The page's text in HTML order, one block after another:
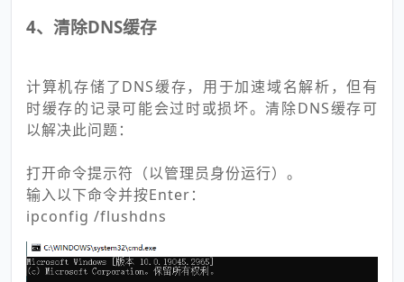
4、清除DNS缓存
计算机存储了DNS缓存，用于加速域名解析，但有
时缓存的记录可能会过时或损坏。清除DNS缓存可
以解决此问题：
打开命令提示符（以管理员身份运行）。
输入以下命令并按Enter：
ipconfig /flushdns